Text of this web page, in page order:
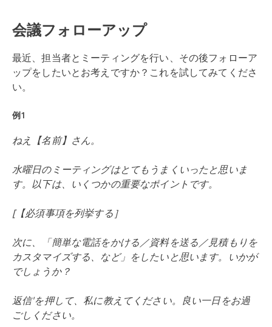
会議フォローアップ
最近、担当者とミーティングを行い、その後フォローア
ップをしたいとお考えですか？これを試してみてくださ
い。
例1
ねえ【名前】さん。
水曜日のミーティングはとてもうまくいったと思いま
す。以下は、いくつかの重要なポイントです。
[【必須事項を列挙する］
次に、「簡単な電話をかける／資料を送る／見積もりを
カスタマイズする、など」をしたいと思います。いかが
でしょうか？
返信'を押して、私に教えてください。良い一日をお過
ごしください。